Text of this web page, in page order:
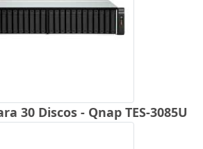
30 Discos - Qnap TES-3085U